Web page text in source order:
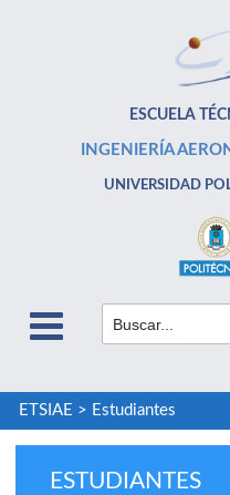
ESCUELA
INGENIERÍA
UNIVERSIDAD
ETSIAE > Estudiantes
ESTUDIANTES